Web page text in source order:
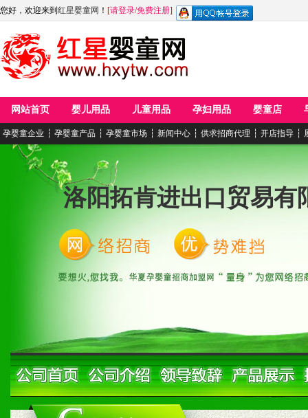
您好，欢迎来到 红星婴童网 ！ [请登录/免费注册]
网站首页 婴儿用品 儿童用品 孕妇用品 婴童店
孕婴童企业 ┆ 孕婴童产品 ┆ 孕婴童市场 ┆ 新闻中心 ┆ 供求招商代理 ┆ 开店指导 ┆
洛阳拓肯进出口贸易有